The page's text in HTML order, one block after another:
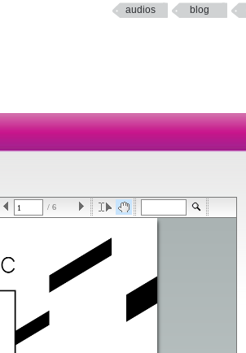
audios blog
/ 6